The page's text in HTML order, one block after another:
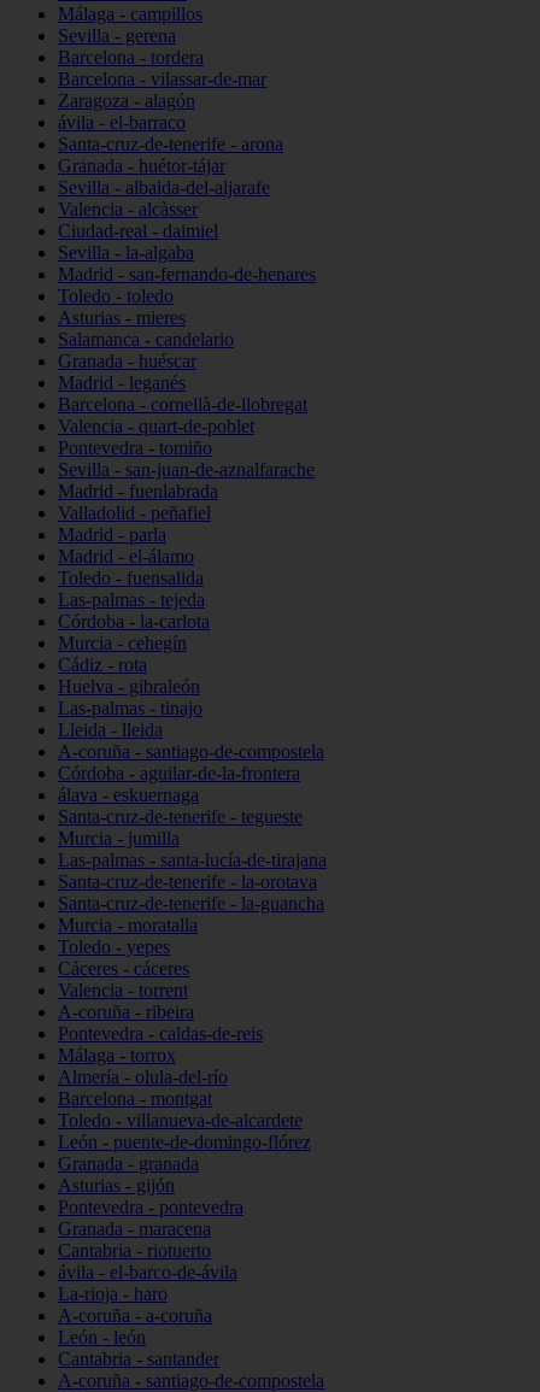
Málaga - campillos
Sevilla - gerena
Barcelona - tordera
Barcelona - vilassar-de-mar
Zaragoza - alagón
ávila - el-barraco
Santa-cruz-de-tenerife - arona
Granada - huétor-tájar
Sevilla - albaida-del-aljarafe
Valencia - alcàsser
Ciudad-real - daimiel
Sevilla - la-algaba
Madrid - san-fernando-de-henares
Toledo - toledo
Asturias - mieres
Salamanca - candelario
Granada - huéscar
Madrid - leganés
Barcelona - cornellà-de-llobregat
Valencia - quart-de-poblet
Pontevedra - tomiño
Sevilla - san-juan-de-aznalfarache
Madrid - fuenlabrada
Valladolid - peñafiel
Madrid - parla
Madrid - el-álamo
Toledo - fuensalida
Las-palmas - tejeda
Córdoba - la-carlota
Murcia - cehegín
Cádiz - rota
Huelva - gibraleón
Las-palmas - tinajo
Lleida - lleida
A-coruña - santiago-de-compostela
Córdoba - aguilar-de-la-frontera
álava - eskuernaga
Santa-cruz-de-tenerife - tegueste
Murcia - jumilla
Las-palmas - santa-lucía-de-tirajana
Santa-cruz-de-tenerife - la-orotava
Santa-cruz-de-tenerife - la-guancha
Murcia - moratalla
Toledo - yepes
Cáceres - cáceres
Valencia - torrent
A-coruña - ribeira
Pontevedra - caldas-de-reis
Málaga - torrox
Almería - olula-del-río
Barcelona - montgat
Toledo - villanueva-de-alcardete
León - puente-de-domingo-flórez
Granada - granada
Asturias - gijón
Pontevedra - pontevedra
Granada - maracena
Cantabria - riotuerto
ávila - el-barco-de-ávila
La-rioja - haro
A-coruña - a-coruña
León - león
Cantabria - santander
A-coruña - santiago-de-compostela